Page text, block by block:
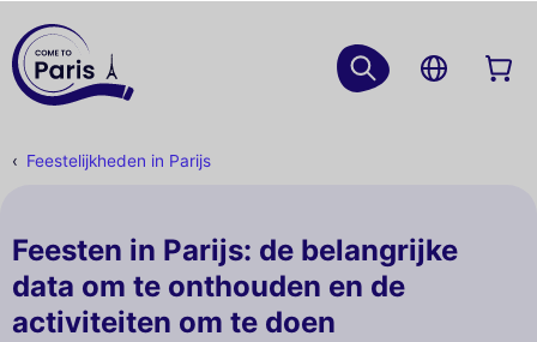
Feestelijkheden in Parijs
Feesten in Parijs: de belangrijke
data om te onthouden en de
activiteiten om te doen